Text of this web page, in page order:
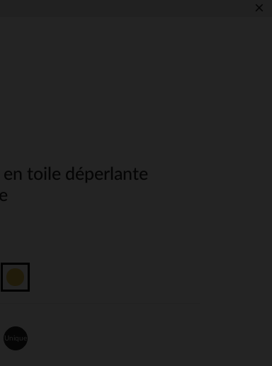
×
en toile déperlante
Unique